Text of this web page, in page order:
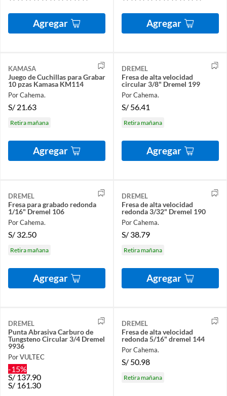
Agregar Agregar
KAMASA
Juego de Cuchillas para Grabar
10 pzas Kamasa KM114
Por Cahema.
S/ 21.63
Retira mañana
Agregar
DREMEL
Fresa de alta velocidad
circular 3/8" Dremel 199
Por Cahema.
S/ 56.41
Retira mañana
Agregar
DREMEL
Fresa para grabado redonda
1/16" Dremel 106
Por Cahema.
S/ 32.50
Retira mañana
Agregar
DREMEL
Fresa de alta velocidad
redonda 3/32" Dremel 190
Por Cahema.
S/ 38.79
Retira mañana
Agregar
DREMEL
Punta Abrasiva Carburo de
Tungsteno Circular 3/4 Dremel
9936
Por VULTEC
-15%
S/ 137.90
S/ 161.30
DREMEL
Fresa de alta velocidad
redonda 5/16" dremel 144
Por Cahema.
S/ 50.98
Retira mañana